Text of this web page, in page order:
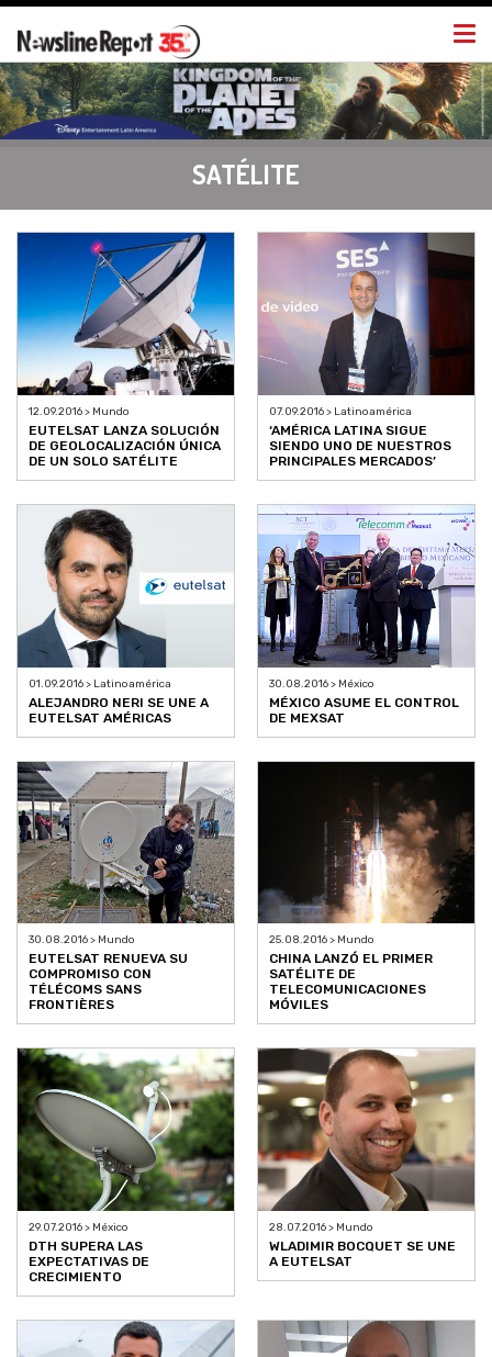
SATÉLITE
12.09.2016 > Mundo
EUTELSAT LANZA SOLUCIÓN
DE GEOLOCALIZACIÓN ÚNICA
DE UN SOLO SATÉLITE
07.09.2016 > Latinoamérica
‘AMÉRICA LATINA SIGUE
SIENDO UNO DE NUESTROS
PRINCIPALES MERCADOS’
01.09.2016 > Latinoamérica
ALEJANDRO NERI SE UNE A
EUTELSAT AMÉRICAS
30.08.2016 > México
MÉXICO ASUME EL CONTROL
DE MEXSAT
30.08.2016 > Mundo
EUTELSAT RENUEVA SU
COMPROMISO CON
TÉLÉCOMS SANS
FRONTIÈRES
25.08.2016 > Mundo
CHINA LANZÓ EL PRIMER
SATÉLITE DE
TELECOMUNICACIONES
MÓVILES
29.07.2016 > México
DTH SUPERA LAS
EXPECTATIVAS DE
CRECIMIENTO
28.07.2016 > Mundo
WLADIMIR BOCQUET SE UNE
A EUTELSAT